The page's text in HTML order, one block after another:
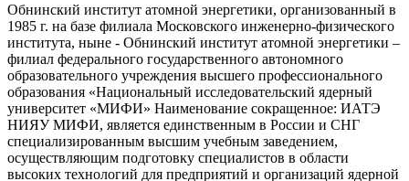
Обнинский институт атомной энергетики, организованный в
1985 г. на базе филиала Московского инженерно-физического
института, ныне - Обнинский институт атомной энергетики –
филиал федерального государственного автономного
образовательного учреждения высшего профессионального
образования «Национальный исследовательский ядерный
университет «МИФИ» Наименование сокращенное: ИАТЭ
НИЯУ МИФИ, является единственным в России и СНГ
специализированным высшим учебным заведением,
осуществляющим подготовку специалистов в области
высоких технологий для предприятий и организаций ядерной